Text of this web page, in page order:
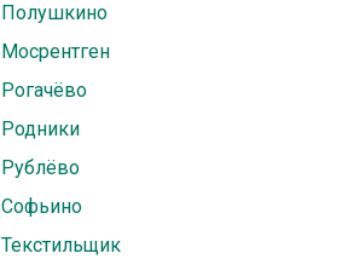
Полушкино
Мосрентген
Рогачёво
Родники
Рублёво
Софьино
Текстильщик